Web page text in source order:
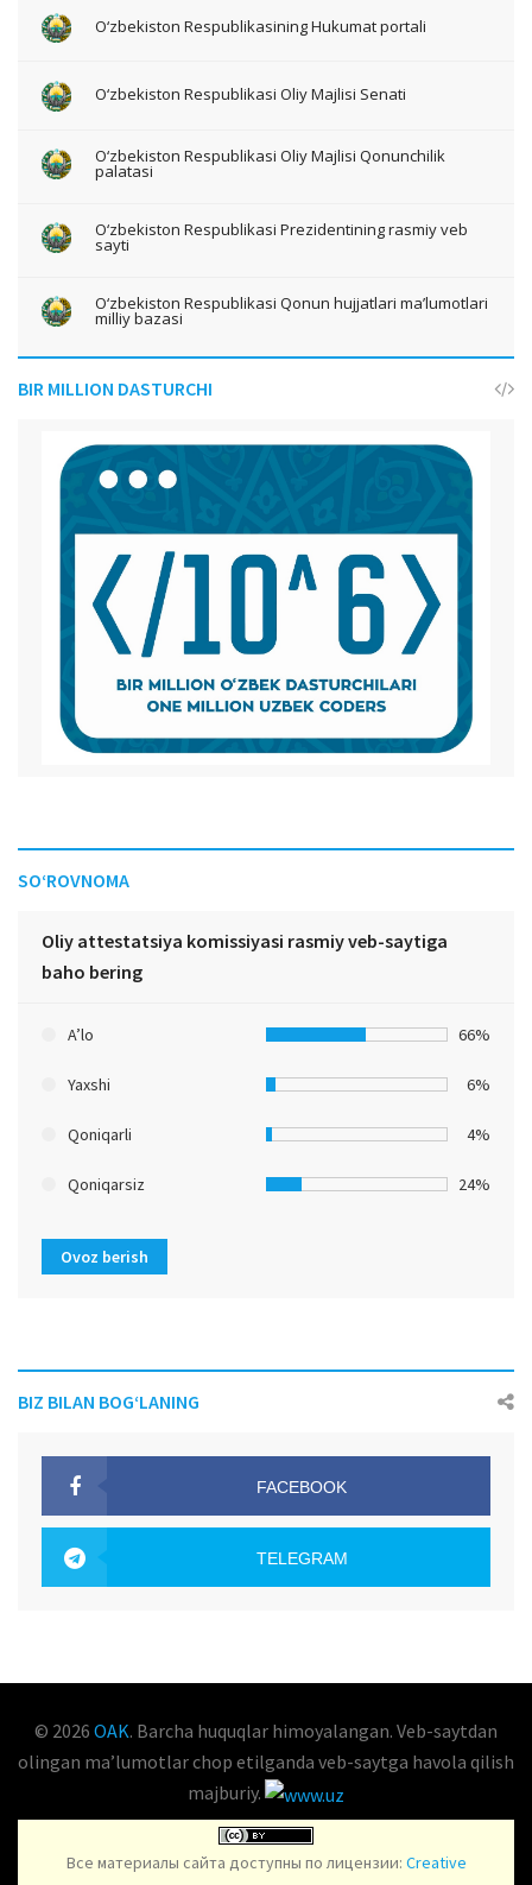
O‘zbekiston Respublikasining Hukumat portali
O‘zbekiston Respublikasi Oliy Majlisi Senati
O‘zbekiston Respublikasi Oliy Majlisi Qonunchilik
palatasi
O‘zbekiston Respublikasi Prezidentining rasmiy veb
sayti
O‘zbekiston Respublikasi Qonun hujjatlari ma’lumotlari
milliy bazasi
BIR MILLION DASTURCHI
SO‘ROVNOMA
Oliy attestatsiya komissiyasi rasmiy veb-saytiga
baho bering
A’lo 66%
Yaxshi 6%
Qoniqarli 4%
Qoniqarsiz 24%
Ovoz berish
BIZ BILAN BOG‘LANING
FACEBOOK
TELEGRAM
© 2026 OAK. Barcha huquqlar himoyalangan. Veb-saytdan
olingan maʼlumotlar chop etilganda veb-saytga havola qilish
majburiy.
Все материалы сайта доступны по лицензии: Creative